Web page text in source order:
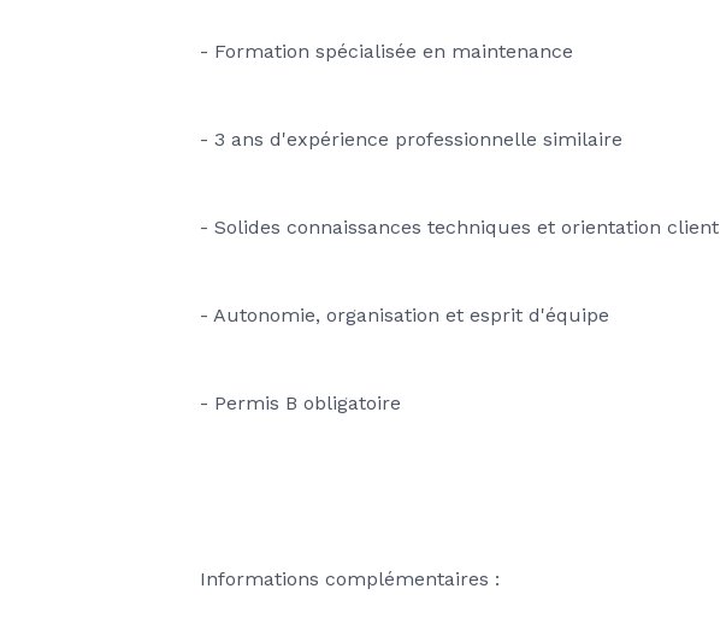
- Formation spécialisée en maintenance
- 3 ans d'expérience professionnelle similaire
- Solides connaissances techniques et orientation client
- Autonomie, organisation et esprit d'équipe
- Permis B obligatoire
Informations complémentaires :